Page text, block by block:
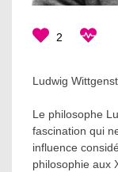
2
Ludwig
Le philosophe
fascination qui
influence
philosophie aux